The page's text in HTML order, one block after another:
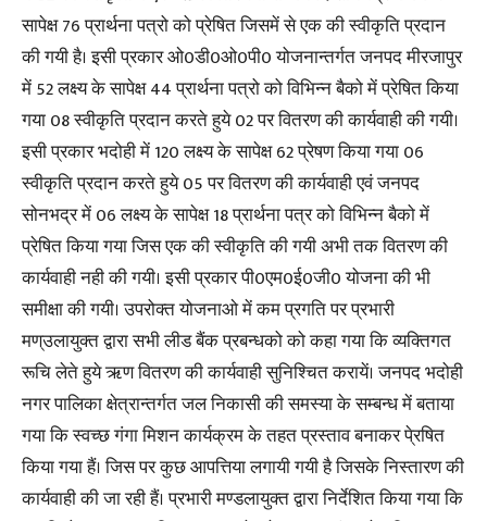
सापेक्ष 76 प्रार्थना पत्रो को प्रेषित जिसमें से एक की स्वीकृति प्रदान
की गयी है। इसी प्रकार ओ0डी0ओ0पी0 योजनान्तर्गत जनपद मीरजापुर
में 52 लक्ष्य के सापेक्ष 44 प्रार्थना पत्रो को विभिन्न बैको में प्रेषित किया
गया 08 स्वीकृति प्रदान करते हुये 02 पर वितरण की कार्यवाही की गयी।
इसी प्रकार भदोही में 120 लक्ष्य के सापेक्ष 62 प्रेषण किया गया 06
स्वीकृति प्रदान करते हुये 05 पर वितरण की कार्यवाही एवं जनपद
सोनभद्र में 06 लक्ष्य के सापेक्ष 18 प्रार्थना पत्र को विभिन्न बैको में
प्रेषित किया गया जिस एक की स्वीकृति की गयी अभी तक वितरण की
कार्यवाही नही की गयी। इसी प्रकार पी0एम0ई0जी0 योजना की भी
समीक्षा की गयी। उपरोक्त योजनाओ में कम प्रगति पर प्रभारी
मण्उलायुक्त द्वारा सभी लीड बैंक प्रबन्धको को कहा गया कि व्यक्तिगत
रूचि लेते हुये ऋण वितरण की कार्यवाही सुनिश्चित करायें। जनपद भदोही
नगर पालिका क्षेत्रान्तर्गत जल निकासी की समस्या के सम्बन्ध में बताया
गया कि स्वच्छ गंगा मिशन कार्यक्रम के तहत प्रस्ताव बनाकर पे्रषित
किया गया हैं। जिस पर कुछ आपत्तिया लगायी गयी है जिसके निस्तारण की
कार्यवाही की जा रही हैं। प्रभारी मण्डलायुक्त द्वारा निर्देशित किया गया कि